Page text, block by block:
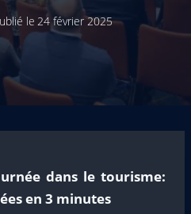
le 24 février 2025
dans le tourisme:
en 3 minutes